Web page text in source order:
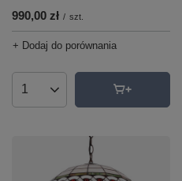
990,00 zł / szt.
+ Dodaj do porównania
Ilość produktów